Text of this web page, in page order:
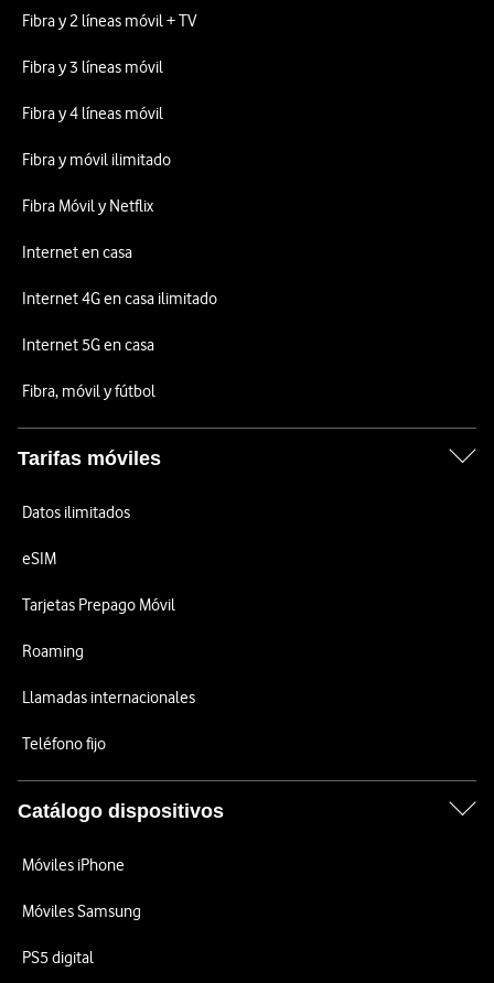
Fibra y 2 líneas móvil + TV
Fibra y 3 líneas móvil
Fibra y 4 líneas móvil
Fibra y móvil ilimitado
Fibra Móvil y Netflix
Internet en casa
Internet 4G en casa ilimitado
Internet 5G en casa
Fibra, móvil y fútbol
Tarifas móviles
Datos ilimitados
eSIM
Tarjetas Prepago Móvil
Roaming
Llamadas internacionales
Teléfono fijo
Catálogo dispositivos
Móviles iPhone
Móviles Samsung
PS5 digital